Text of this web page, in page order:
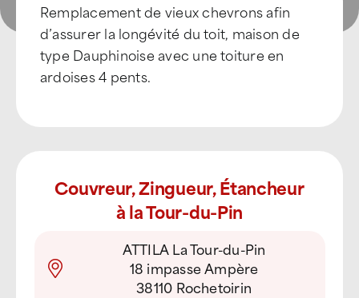
Remplacement de vieux chevrons afin
d’assurer la longévité du toit, maison de
type Dauphinoise avec une toiture en
ardoises 4 pents.
Couvreur, Zingueur, Étancheur
à la Tour-du-Pin
ATTILA La Tour-du-Pin
18 impasse Ampère
38110 Rochetoirin